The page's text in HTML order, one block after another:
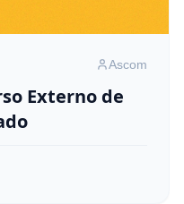
Ascom
Externo de